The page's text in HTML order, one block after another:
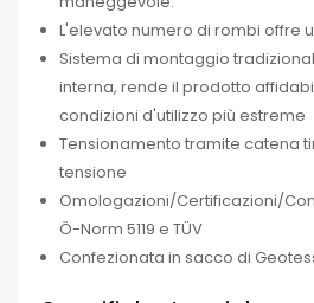
L'elevato numero di rombi offre
Sistema di montaggio
interna, rende il prodotto
condizioni d'utilizzo più estreme
Tensionamento tramite catena
tensione
Omologazioni/Certificazioni/
Ö-Norm 5119 e TÜV
Confezionata in sacco di